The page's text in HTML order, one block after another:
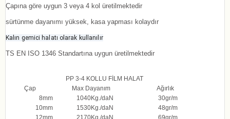
Çapına göre uygun 3 veya 4 kol üretilmektedir
sürtünme dayanımı yüksek, kasa yapması kolaydır
Kalın gemici halatı olarak kullanılır
TS EN ISO 1346 Standartına uygun üretilmektedir
PP 3-4 KOLLU FİLM HALAT
Çap
Max Dayanım
Ağırlık
8mm 1040Kg./daN 30gr/m
10mm 1530Kg./daN 48gr/m